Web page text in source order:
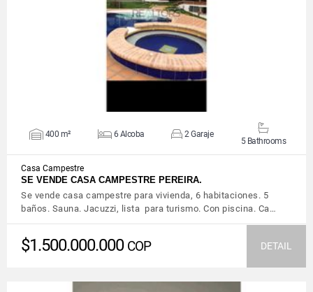
VIEW DETAILS
400 m² 6 Alcoba 2 Garaje
5 Bathrooms
Casa Campestre
SE VENDE CASA CAMPESTRE PEREIRA.
Se vende casa campestre para vivienda, 6 habitaciones. 5
baños. Sauna. Jacuzzi, lista para turismo. Con piscina. Ca…
$1.500.000.000 COP DETAIL